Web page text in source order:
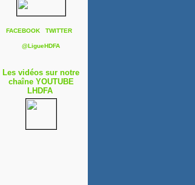
FACEBOOK TWITTER
@LigueHDFA
Les vidéos sur notre
chaîne YOUTUBE
LHDFA